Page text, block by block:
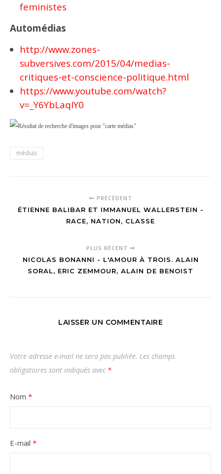
feministes
Automédias
http://www.zones-
subversives.com/2015/04/medias-
critiques-et-conscience-politique.html
https://www.youtube.com/watch?
v=_Y6YbLaqIY0
médias
PRÉCÉDENT
ÉTIENNE BALIBAR ET IMMANUEL WALLERSTEIN -
RACE, NATION, CLASSE
PLUS RÉCENT
NICOLAS BONANNI - L'AMOUR À TROIS. ALAIN
SORAL, ERIC ZEMMOUR, ALAIN DE BENOIST
LAISSER UN COMMENTAIRE
Votre adresse e-mail ne sera pas publiée. Les champs
obligatoires sont indiqués avec *
Nom *
E-mail *